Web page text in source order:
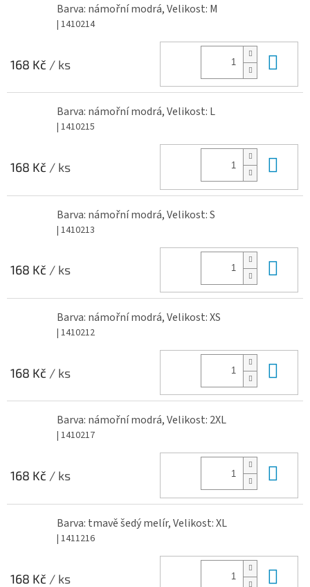
Barva: námořní modrá, Velikost: M
| 1410214
168 Kč / ks
Barva: námořní modrá, Velikost: L
| 1410215
168 Kč / ks
Barva: námořní modrá, Velikost: S
| 1410213
168 Kč / ks
Barva: námořní modrá, Velikost: XS
| 1410212
168 Kč / ks
Barva: námořní modrá, Velikost: 2XL
| 1410217
168 Kč / ks
Barva: tmavě šedý melír, Velikost: XL
| 1411216
168 Kč / ks